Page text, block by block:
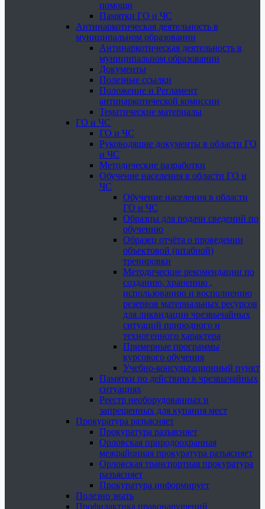
помощи
Памятки ГО и ЧС
Антинаркотическая деятельность в
муниципальном образовании
Антинаркотическая деятельность в
муниципальном образовании
Документы
Полезные ссылки
Положение и Регламент
антинаркотической комиссии
Тематические материалы
ГО и ЧС
ГО и ЧС
Руководящие документы в области ГО
и ЧС
Методические разработки
Обучение населения в области ГО и
ЧС
Обучение населения в области
ГО и ЧС
Образцы для подачи сведений по
обучению
Образец отчёта о проведении
объектовой (штабной)
тренировки
Методические рекомендации по
созданию, хранению ,
использованию и восполнению
резервов материальных ресурсов
для ликвидации чрезвычайных
ситуаций природного и
техногенного характера
Примерные программы
курсового обучения
Учебно-консультационный пункт
Памятки по действию в чрезвычайных
ситуациях
Реестр необорудованных и
запрещенных для купания мест
Прокуратура разъясняет
Прокуратура разъясняет
Орловская природоохранная
межрайонная прокуратура разъясняет
Орловская транспортная прокуратура
разъясняет
Прокуратура информирует
Полезно знать
Профилактика правонарушений